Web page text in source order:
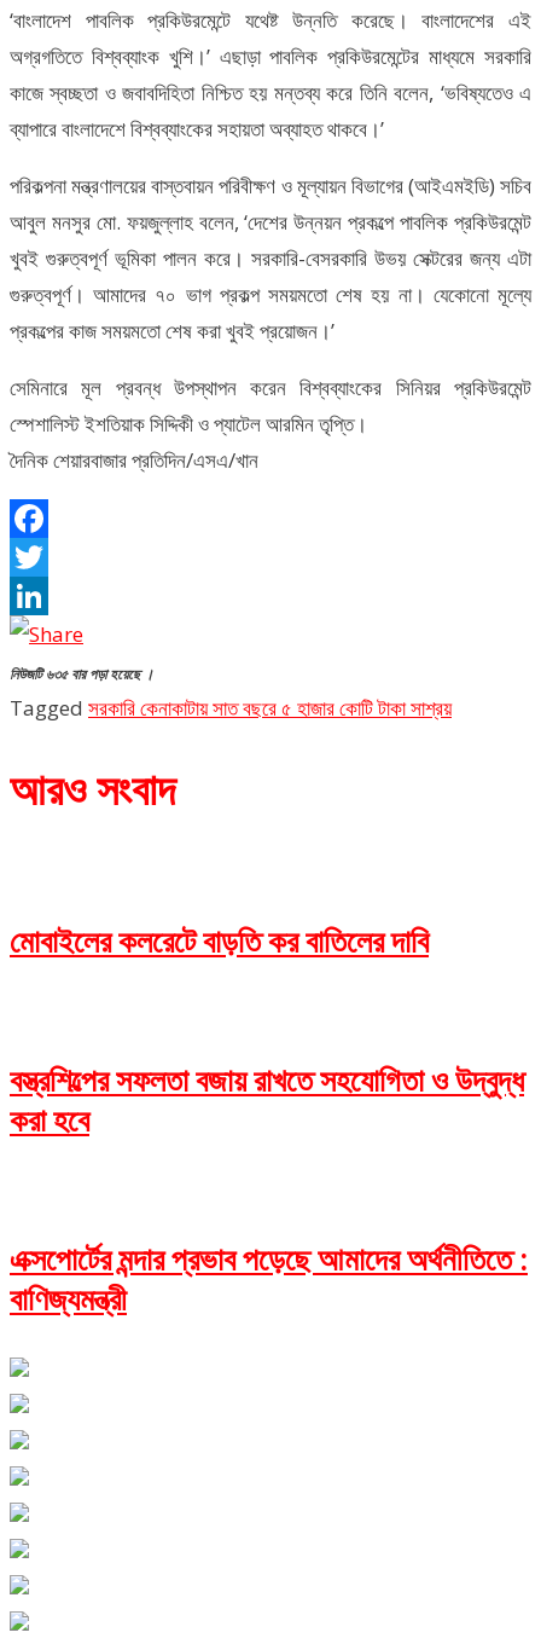
‘বাংলাদেশ পাবলিক প্রকিউরমেন্টে যথেষ্ট উন্নতি করেছে। বাংলাদেশের এই
অগ্রগতিতে বিশ্বব্যাংক খুশি।’ এছাড়া পাবলিক প্রকিউরমেন্টের মাধ্যমে সরকারি
কাজে স্বচ্ছতা ও জবাবদিহিতা নিশ্চিত হয় মন্তব্য করে তিনি বলেন, ‘ভবিষ্যতেও এ
ব্যাপারে বাংলাদেশে বিশ্বব্যাংকের সহায়তা অব্যাহত থাকবে।’
পরিকল্পনা মন্ত্রণালয়ের বাস্তবায়ন পরিবীক্ষণ ও মূল্যায়ন বিভাগের (আইএমইডি) সচিব
আবুল মনসুর মো. ফয়জুল্লাহ বলেন, ‘দেশের উন্নয়ন প্রকল্পে পাবলিক প্রকিউরমেন্ট
খুবই গুরুত্বপূর্ণ ভূমিকা পালন করে। সরকারি-বেসরকারি উভয় সেক্টরের জন্য এটা
গুরুত্বপূর্ণ। আমাদের ৭০ ভাগ প্রকল্প সময়মতো শেষ হয় না। যেকোনো মূল্যে
প্রকল্পের কাজ সময়মতো শেষ করা খুবই প্রয়োজন।’
সেমিনারে মূল প্রবন্ধ উপস্থাপন করেন বিশ্বব্যাংকের সিনিয়র প্রকিউরমেন্ট
স্পেশালিস্ট ইশতিয়াক সিদ্দিকী ও প্যাটেল আরমিন তৃপ্তি।
দৈনিক শেয়ারবাজার প্রতিদিন/এসএ/খান
Facebook
Twitter
LinkedIn
নিউজটি ৬৩৫ বার পড়া হয়েছে ।
Tagged সরকারি কেনাকাটায় সাত বছরে ৫ হাজার কোটি টাকা সাশ্রয়
আরও সংবাদ
মোবাইলের কলরেটে বাড়তি কর বাতিলের দাবি
বস্ত্রশিল্পের সফলতা বজায় রাখতে সহযোগিতা ও উদ্বুদ্ধ
করা হবে
এক্সপোর্টের মন্দার প্রভাব পড়েছে আমাদের অর্থনীতিতে :
বাণিজ্যমন্ত্রী